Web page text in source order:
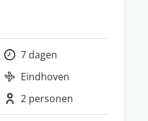
7 dagen
Eindhoven
2 personen